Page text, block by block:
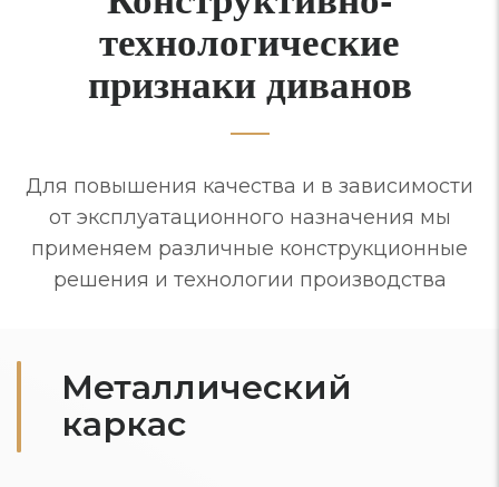
технологические
признаки диванов
Для повышения качества и в зависимости
от эксплуатационного назначения мы
применяем различные конструкционные
решения и технологии производства
Металлический
каркас